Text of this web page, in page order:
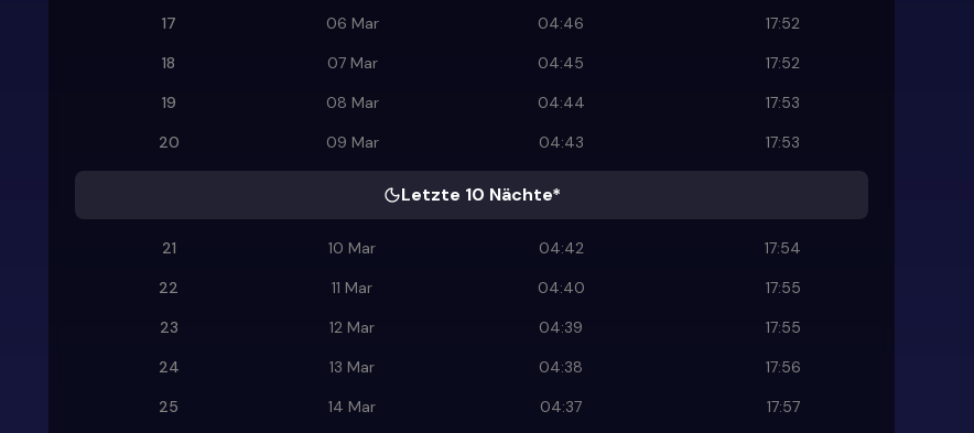
17
06 Mar 04:46
17:52
18
07 Mar 04:45
17:52
19
08 Mar 04:44
17:53
20
09 Mar 04:43 17:53
Letzte 10 Nächte*
21 10 Mar 04:42
17:54
22
11 Mar 04:40
17:55
23
12 Mar 04:39
17:55
24
13 Mar 04:38
17:56
25
14 Mar 04:37
17:57